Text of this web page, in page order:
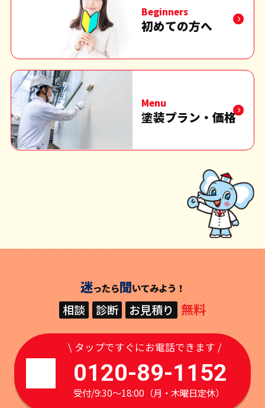
Beginners
初めての方へ
Menu
塗装プラン・価格
迷ったら聞いてみよう！
相談 診断 お見積り 無料
\ タップですぐにお電話できます /
0120-89-1152
受付/9:30～18:00（月・木曜日定休）